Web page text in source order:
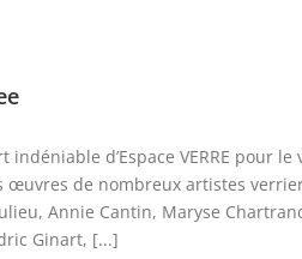
d’Espace VERRE pour le
de nombreux artistes
Annie Cantin, Maryse
Ginart, [...]